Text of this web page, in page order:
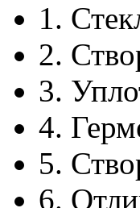
1.
2.
3.
4.
5.
6.